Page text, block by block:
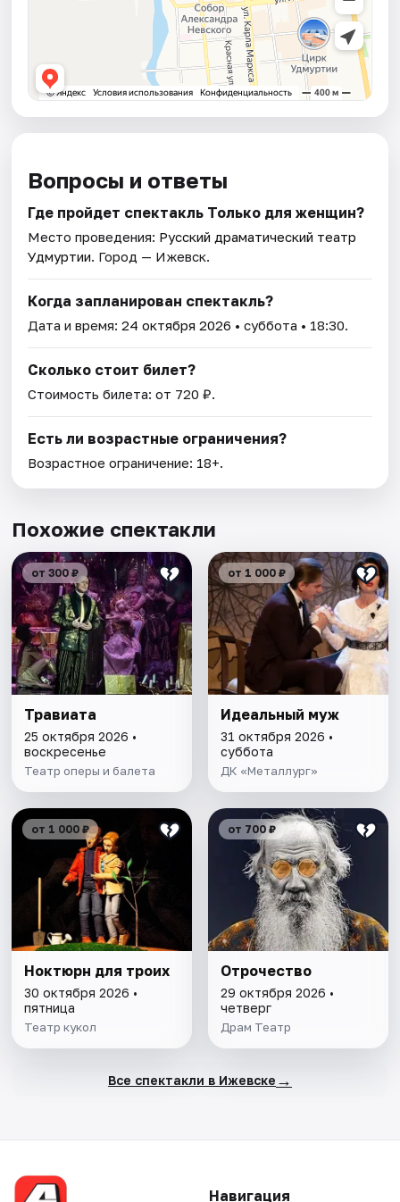
Вопросы и ответы
Где пройдет спектакль Только для женщин?
Место проведения: Русский драматический театр
Удмуртии. Город — Ижевск.
Когда запланирован спектакль?
Дата и время:24 октября 2026 • суббота • 18:30.
Сколько стоит билет?
Стоимость билета: от 720 ₽.
Есть ли возрастные ограничения?
Возрастное ограничение: 18+.
Похожие спектакли
от 300 ₽
Травиата
25 октября 2026 •
воскресенье
Театр оперы и балета
от 1 000 ₽
Идеальный муж
31 октября 2026 •
суббота
ДК «Металлург»
от 1 000 ₽
Ноктюрн для троих
30 октября 2026 •
пятница
Театр кукол
от 700 ₽
Отрочество
29 октября 2026 •
четверг
Драм Театр
Все спектакли в Ижевске →
Навигация